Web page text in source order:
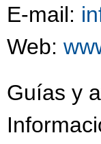
E-mail:
Web:
Guías y